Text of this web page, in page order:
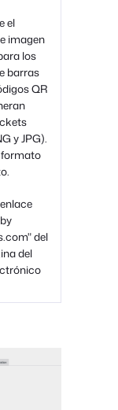
el
imagen
los
barras
QR
y JPG).
formato
del
del